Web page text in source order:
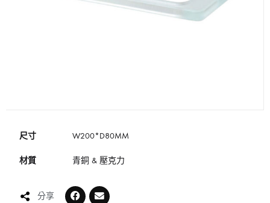
尺寸 W200*D80MM
材質 青銅 & 壓克力
分享